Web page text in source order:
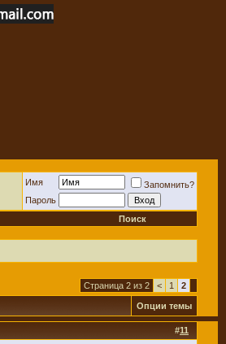
Имя
Запомнить?
Пароль
Поиск
Страница 2 из 2 < 1 2
Опции темы
#11